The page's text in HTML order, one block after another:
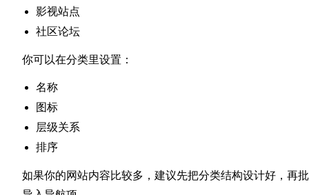
影视站点
社区论坛
你可以在分类里设置：
名称
图标
层级关系
排序
如果你的网站内容比较多，建议先把分类结构设计好，再